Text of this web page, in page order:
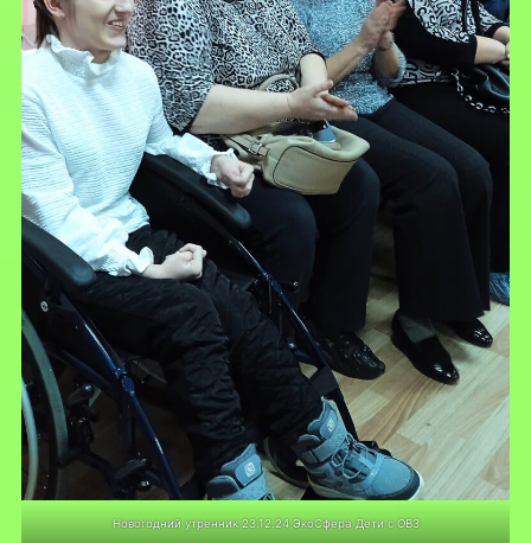
Новогодний утренник 23.12.24 ЭкоСфера Дети с ОВЗ